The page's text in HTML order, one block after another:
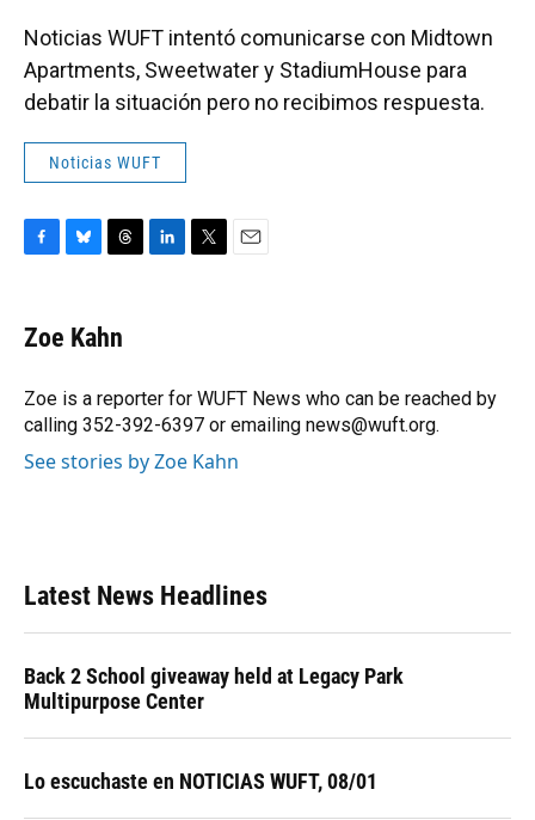
Noticias WUFT intentó comunicarse con Midtown
Apartments, Sweetwater y StadiumHouse para
debatir la situación pero no recibimos respuesta.
Noticias WUFT
e
b
o
k
e
s
y
e
a
s
I
n
r
Zoe Kahn
Zoe is a reporter for WUFT News who can be reached by
calling 352-392-6397 or emailing news@wuft.org.
See stories by Zoe Kahn
Latest News Headlines
Back 2 School giveaway held at Legacy Park
Multipurpose Center
Lo escuchaste en NOTICIAS WUFT, 08/01